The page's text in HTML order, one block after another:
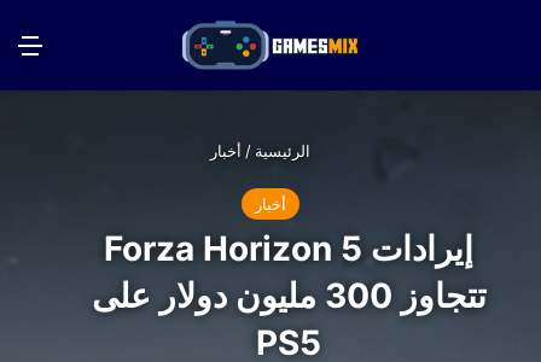
الرئيسية / أخبار
أخبار
إيرادات Forza Horizon 5
تتجاوز 300 مليون دولار على
PS5